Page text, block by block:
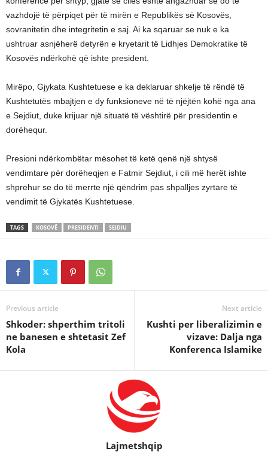
vazhdojë të përpiqet për të mirën e Republikës së Kosovës,
sovranitetin dhe integritetin e saj. Ai ka sqaruar se nuk e ka
ushtruar asnjëherë detyrën e kryetarit të Lidhjes Demokratike të
Kosovës ndërkohë që ishte president.
Mirëpo, Gjykata Kushtetuese e ka deklaruar shkelje të rëndë të
Kushtetutës mbajtjen e dy funksioneve në të njëjtën kohë nga ana
e Sejdiut, duke krijuar një situatë të vështirë për presidentin e
dorëhequr.
Presioni ndërkombëtar mësohet të ketë qenë një shtysë
vendimtare për dorëheqjen e Fatmir Sejdiut, i cili më herët ishte
shprehur se do të merrte një qëndrim pas shpalljes zyrtare të
vendimit të Gjykatës Kushtetuese.
TAGS KOSOVË PRESIDENTI SEJDIU
Previous article
Shkoder: shperthim tritoli
ne banesen e shtetasit Zef
Kola
Next article
Kushti per liberalizimin e
vizave: Dalja nga
Konferenca Islamike
Lajmetshqip